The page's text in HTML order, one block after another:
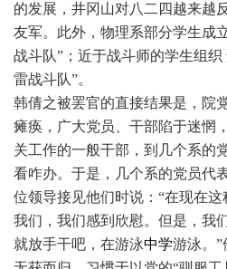
的发展，井冈山对八二四越来越
友军。此外，物理系部分学生成
战斗队”；近于战斗师的学生组织
雷战斗队”。
韩倩之被罢官的直接结果是，院
瘫痪，广大党员、干部陷于迷惘
关工作的一般干部，到几个系的
看咋办。于是，几个系的党员代
位领导接见他们时说：“在现在
我们，我们感到欣慰。但是，我
就放手干吧，在游泳中学游泳。